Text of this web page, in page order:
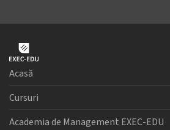
Acasă
Cursuri
Academia de Management EXEC-EDU